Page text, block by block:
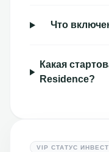
Что
Какая
Residence?
VIP СТАТУС